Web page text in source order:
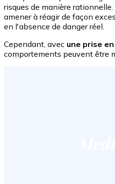
risques de manière
amener à réagir de façon
en l'absence de danger réel.
Cependant, avec une prise
comportements peuvent être